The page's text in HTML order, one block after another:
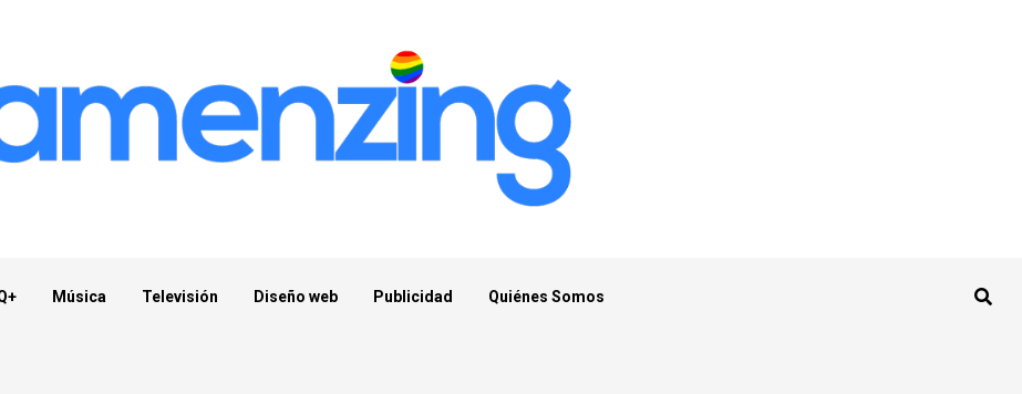
Música Televisión Diseño web Publicidad Quiénes Somos